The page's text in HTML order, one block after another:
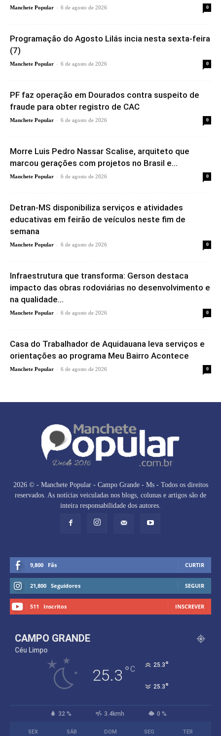
Manchete Popular - 6 de agosto de 2026 0
Programação do Agosto Lilás incia nesta sexta-feira
(7)
Manchete Popular - 6 de agosto de 2026 0
PF faz operação em Dourados contra suspeito de
fraude para obter registro de CAC
Manchete Popular - 6 de agosto de 2026 0
Morre Luis Pedro Nassar Scalise, arquiteto que
marcou gerações com projetos no Brasil e...
Manchete Popular - 6 de agosto de 2026 0
Detran-MS disponibiliza serviços e atividades
educativas em feirão de veículos neste fim de
semana
Manchete Popular - 6 de agosto de 2026 0
Infraestrutura que transforma: Gerson destaca
impacto das obras rodoviárias no desenvolvimento e
na qualidade...
Manchete Popular - 6 de agosto de 2026 0
Casa do Trabalhador de Aquidauana leva serviços e
orientações ao programa Meu Bairro Acontece
Manchete Popular - 6 de agosto de 2026 0
2026 © - Manchete Popular - Campo Grande - Ms - Todos os direitos
reservados. As notícias veiculadas nos blogs, colunas e artigos são de
inteira responsabilidade dos autores.
9,800 Fãs CURTIR
21,800 Seguidores SEGUIR
511 Inscritos INSCREVER
CAMPO GRANDE
Céu Limpo
25.3 °C 25.3°
25.3°
32 % 3.4kmh 0 %
SEX SÁB DOM SEG TER